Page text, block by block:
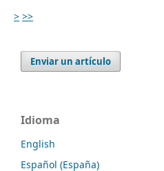
> >>
Enviar un artículo
Idioma
English
Español (España)